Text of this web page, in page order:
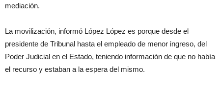
mediación.
La movilización, informó López López es porque desde el
presidente de Tribunal hasta el empleado de menor ingreso, del
Poder Judicial en el Estado, teniendo información de que no había
el recurso y estaban a la espera del mismo.